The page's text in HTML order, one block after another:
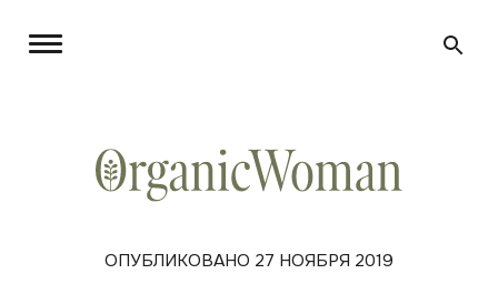
ОПУБЛИКОВАНО 27 НОЯБРЯ 2019